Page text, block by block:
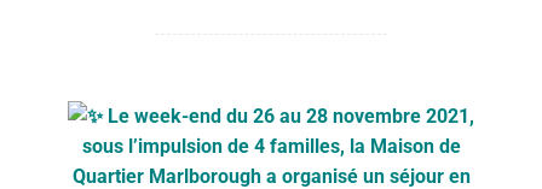
Le week-end du 26 au 28 novembre 2021,
sous l’impulsion de 4 familles, la Maison de
Quartier Marlborough a organisé un séjour en